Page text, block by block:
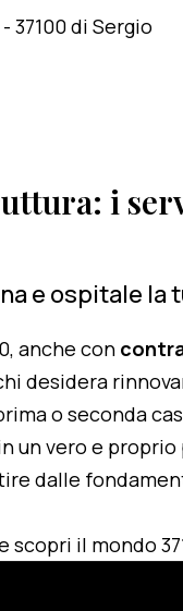
i
e ospitale la
anche con
desidera
o seconda
un vero e proprio
dalle
scopri il mondo